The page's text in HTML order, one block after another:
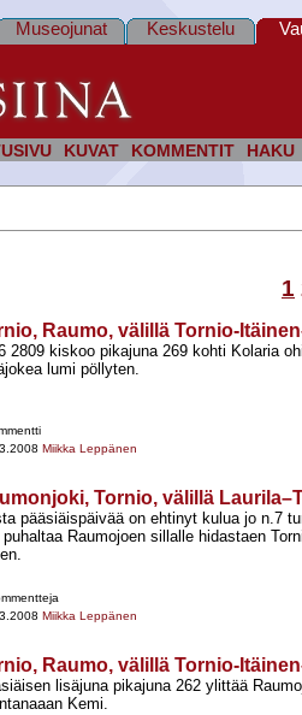
KUVAT KOMMENTIT HAKU
Museojunat Keskustelu
1
Raumo, välillä Tornio-
2809 kiskoo pikajuna 269 kohti Kolaria
lumi pöllyten.
Miikka Leppänen
Tornio, välillä
pääsiäispäivää on ehtinyt kulua jo n.7
puhaltaa Raumojoen sillalle hidastaen
Miikka Leppänen
Raumo, välillä Tornio-
lisäjuna pikajuna 262 ylittää
Kemi.